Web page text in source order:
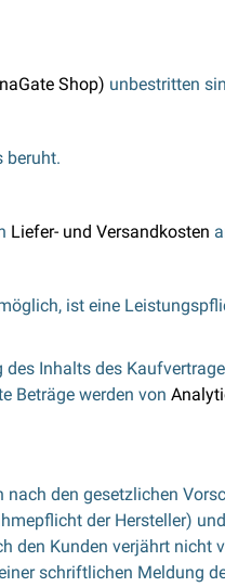
Shop) unbestritten
beruht.
Liefer- und Versandkosten
ist eine
Inhalts des
Beträge werden von
nach den gesetzlichen
der Hersteller)
den Kunden verjährt nicht
schriftlichen Meldung